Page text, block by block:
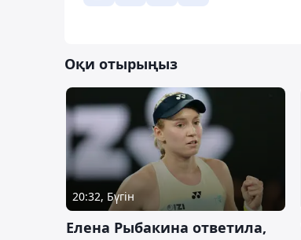
Оқи отырыңыз
20:32, Бүгін
Елена Рыбакина ответила,